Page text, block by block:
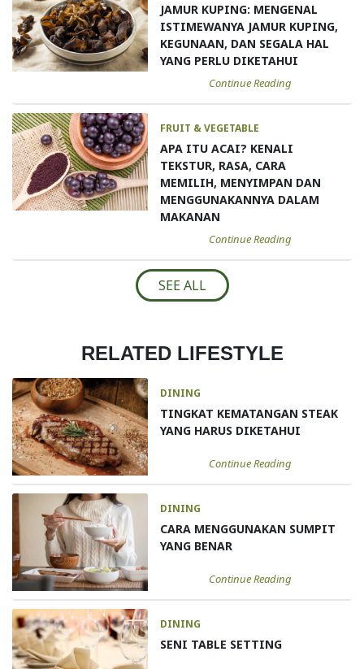
JAMUR KUPING: MENGENAL
ISTIMEWANYA JAMUR KUPING,
KEGUNAAN, DAN SEGALA HAL
YANG PERLU DIKETAHUI
Continue Reading
FRUIT & VEGETABLE
APA ITU ACAI? KENALI
TEKSTUR, RASA, CARA
MEMILIH, MENYIMPAN DAN
MENGGUNAKANNYA DALAM
MAKANAN
Continue Reading
SEE ALL
RELATED LIFESTYLE
DINING
TINGKAT KEMATANGAN STEAK
YANG HARUS DIKETAHUI
Continue Reading
DINING
CARA MENGGUNAKAN SUMPIT
YANG BENAR
Continue Reading
DINING
SENI TABLE SETTING